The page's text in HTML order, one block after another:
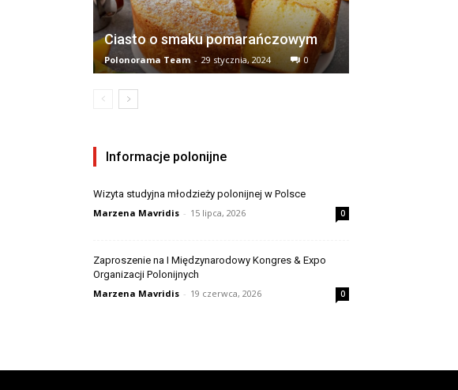
Ciasto o smaku pomarańczowym
Polonorama Team - 29 stycznia, 2024 0
Informacje polonijne
Wizyta studyjna młodzieży polonijnej w Polsce
Marzena Mavridis - 15 lipca, 2026 0
Zaproszenie na I Międzynarodowy Kongres & Expo
Organizacji Polonijnych
Marzena Mavridis - 19 czerwca, 2026 0